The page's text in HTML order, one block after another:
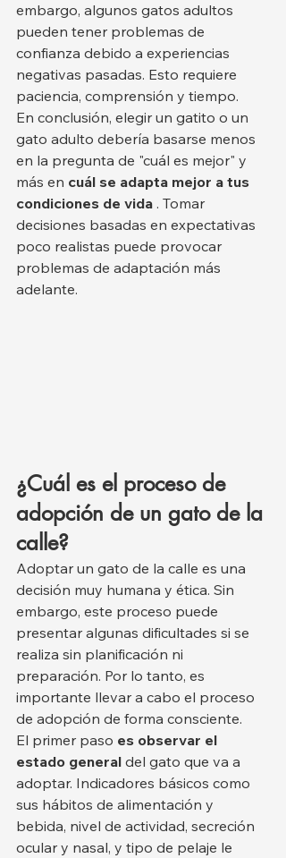
embargo, algunos gatos adultos
pueden tener problemas de
confianza debido a experiencias
negativas pasadas. Esto requiere
paciencia, comprensión y tiempo.
En conclusión, elegir un gatito o un
gato adulto debería basarse menos
en la pregunta de "cuál es mejor" y
más en cuál se adapta mejor a tus
condiciones de vida . Tomar
decisiones basadas en expectativas
poco realistas puede provocar
problemas de adaptación más
adelante.
¿Cuál es el proceso de
adopción de un gato de la
calle?
Adoptar un gato de la calle es una
decisión muy humana y ética. Sin
embargo, este proceso puede
presentar algunas dificultades si se
realiza sin planificación ni
preparación. Por lo tanto, es
importante llevar a cabo el proceso
de adopción de forma consciente.
El primer paso es observar el
estado general del gato que va a
adoptar. Indicadores básicos como
sus hábitos de alimentación y
bebida, nivel de actividad, secreción
ocular y nasal, y tipo de pelaje le